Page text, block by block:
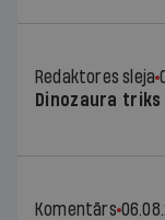
Redaktores sleja
Dinozaura triks
Komentārs